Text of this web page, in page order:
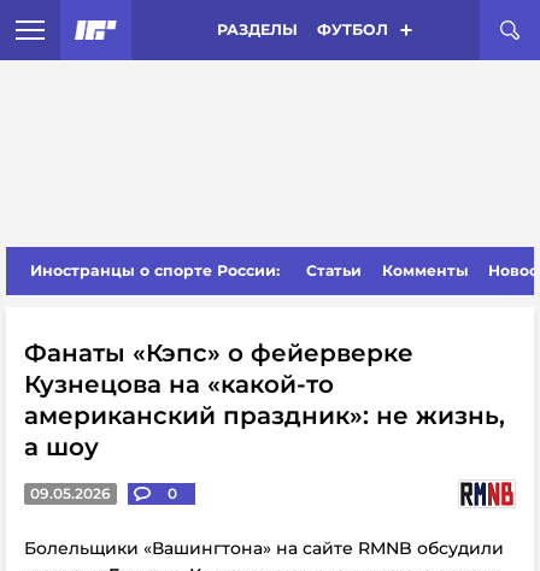
РАЗДЕЛЫ ФУТБОЛ
Иностранцы о спорте России: Статьи Комменты
Фанаты «Кэпс» о фейерверке
Кузнецова на «какой-то
американский праздник»: не жизнь,
а шоу
09.05.2026 0
Болельщики «Вашингтона» на сайте RMNB обсудили